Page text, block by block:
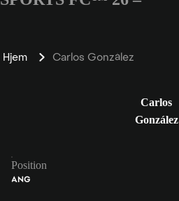
Hjem Carlos González
Carlos
González
Position
ANG